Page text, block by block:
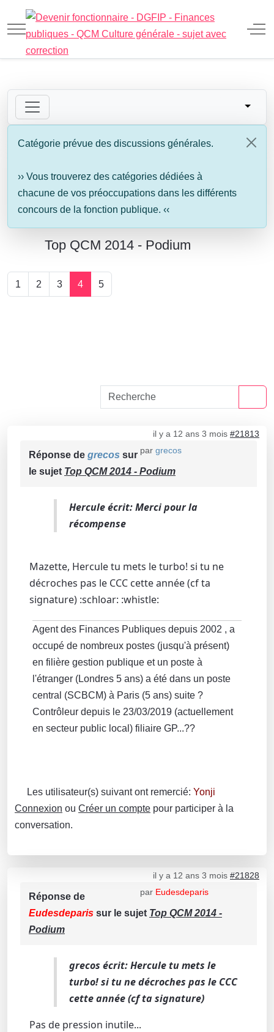
Mobile Menu Toggle Off-
Catégorie prévue des discussions générales.
›› Vous trouverez des catégories dédiées à
chacune de vos préoccupations dans les différents
concours de la fonction publique. ‹‹
Top QCM 2014 - Podium
1 2 3 4 5
il y a 12 ans 3 mois #21813
par grecos
Réponse de grecos sur
le sujet Top QCM 2014 - Podium
Hercule écrit: Merci pour la
récompense
Mazette, Hercule tu mets le turbo! si tu ne
décroches pas le CCC cette année (cf ta
signature) :schloar: :whistle:
Agent des Finances Publiques depuis 2002 , a
occupé de nombreux postes (jusqu'à présent)
en filière gestion publique et un poste à
l'étranger (Londres 5 ans) a été dans un poste
central (SCBCM) à Paris (5 ans) suite ?
Contrôleur depuis le 23/03/2019 (actuellement
en secteur public local) filiaire GP...??
Les utilisateur(s) suivant ont remercié: Yonji
Connexion ou Créer un compte pour participer à la
conversation.
il y a 12 ans 3 mois #21828
par Eudesdeparis
Réponse de
Eudesdeparis sur le sujet Top QCM 2014 -
Podium
grecos écrit: Hercule tu mets le
turbo! si tu ne décroches pas le CCC
cette année (cf ta signature)
Pas de pression inutile...